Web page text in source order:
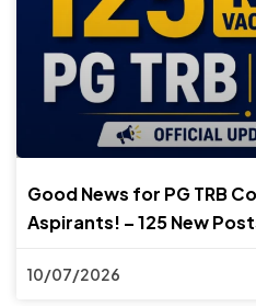
Good News for PG TRB
Aspirants! – 125 New
10/07/2026